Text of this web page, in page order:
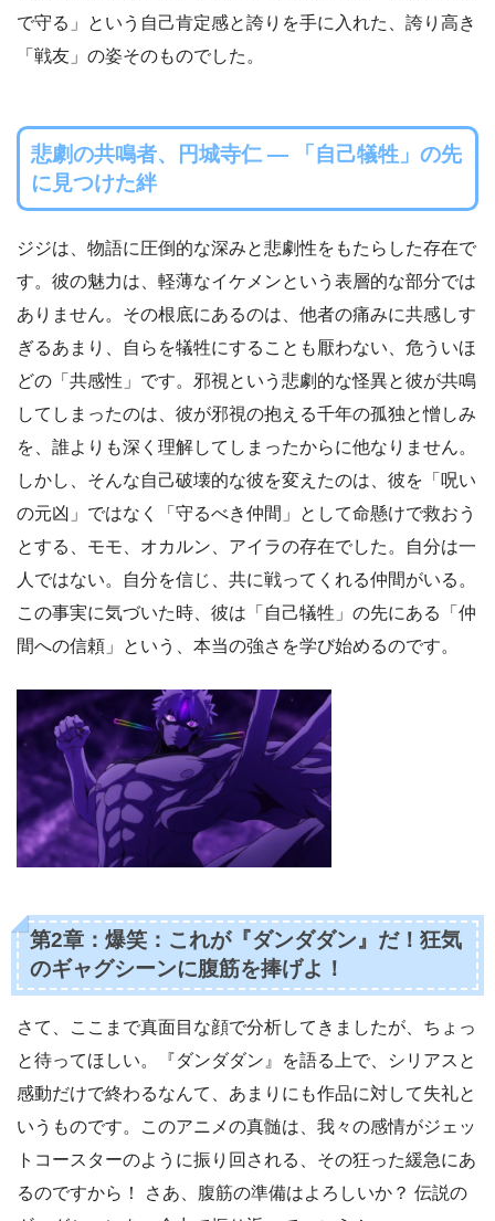
で守る」という自己肯定感と誇りを手に入れた、誇り高き
「戦友」の姿そのものでした。
悲劇の共鳴者、円城寺仁 ― 「自己犠牲」の先
に見つけた絆
ジジは、物語に圧倒的な深みと悲劇性をもたらした存在で
す。彼の魅力は、軽薄なイケメンという表層的な部分では
ありません。その根底にあるのは、他者の痛みに共感しす
ぎるあまり、自らを犠牲にすることも厭わない、危ういほ
どの「共感性」です。邪視という悲劇的な怪異と彼が共鳴
してしまったのは、彼が邪視の抱える千年の孤独と憎しみ
を、誰よりも深く理解してしまったからに他なりません。
しかし、そんな自己破壊的な彼を変えたのは、彼を「呪い
の元凶」ではなく「守るべき仲間」として命懸けで救おう
とする、モモ、オカルン、アイラの存在でした。自分は一
人ではない。自分を信じ、共に戦ってくれる仲間がいる。
この事実に気づいた時、彼は「自己犠牲」の先にある「仲
間への信頼」という、本当の強さを学び始めるのです。
第2章：爆笑：これが『ダンダダン』だ！狂気
のギャグシーンに腹筋を捧げよ！
さて、ここまで真面目な顔で分析してきましたが、ちょっ
と待ってほしい。『ダンダダン』を語る上で、シリアスと
感動だけで終わるなんて、あまりにも作品に対して失礼と
いうものです。このアニメの真髄は、我々の感情がジェッ
トコースターのように振り回される、その狂った緩急にあ
るのですから！ さあ、腹筋の準備はよろしいか？ 伝説の